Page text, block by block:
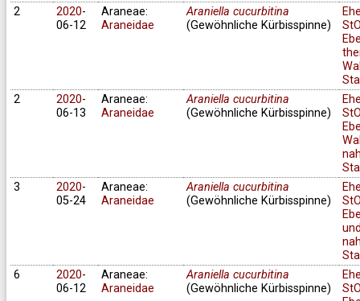
2
2020-
06-12
Araneae:
Araneidae
Araniella cucurbitina
(Gewöhnliche Kürbisspinne)
2
2020-
06-13
Araneae:
Araneidae
Araniella cucurbitina
(Gewöhnliche Kürbisspinne)
3
2020-
05-24
Araneae:
Araneidae
Araniella cucurbitina
(Gewöhnliche Kürbisspinne)
6
2020-
06-12
Araneae:
Araneidae
Araniella cucurbitina
(Gewöhnliche Kürbisspinne)